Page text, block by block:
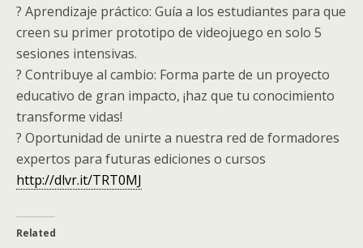
? Aprendizaje práctico: Guía a los estudiantes para que
creen su primer prototipo de videojuego en solo 5
sesiones intensivas.
? Contribuye al cambio: Forma parte de un proyecto
educativo de gran impacto, ¡haz que tu conocimiento
transforme vidas!
? Oportunidad de unirte a nuestra red de formadores
expertos para futuras ediciones o cursos
http://dlvr.it/TRT0MJ
Related